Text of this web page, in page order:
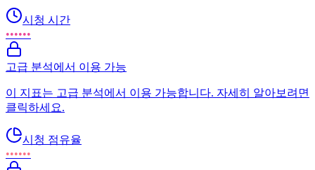
시청 시간
••••••
고급 분석에서 이용 가능
이 지표는 고급 분석에서 이용 가능합니다. 자세히 알아보려면
클릭하세요.
시청 점유율
••••••